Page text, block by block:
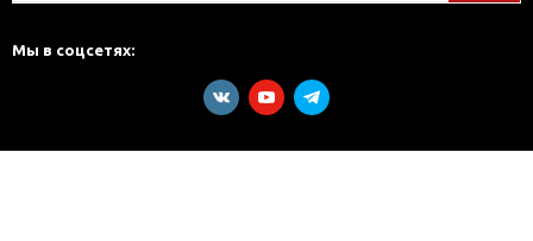
Мы в соцсетях: